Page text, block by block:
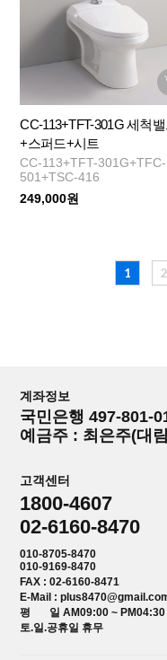
CC-113+TFT-301G 세척
+스퍼드+시트
CC-113+TFT-301G+TFC-
501+TSC-416
249,000원
1 2
계좌정보
국민은행 497-801-
예금주 : 최은주(대
고객센터
1800-4607
02-6160-8470
010-8705-8470
010-9169-8470
FAX : 02-6160-8471
E-Mail :
평 일 AM09:00 ~ PM04:30
토.일.공휴일 휴무